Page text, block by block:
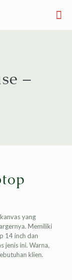
–
yang
Memiliki
14 inch dan
jenis ini. Warna,
klien.